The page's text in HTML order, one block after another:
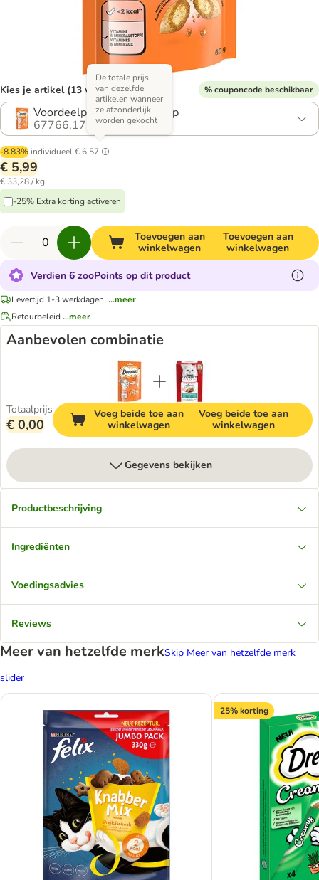
Kies je artikel (13 varianten) % couponcode beschikbaar
Voordeelpakket: 3 x met Kip
67766.17
-8.83% individueel€ 6,57
De totale prijs
van dezelfde
artikelen wanneer
ze afzonderlijk
worden gekocht
€ 5,99
€ 33,28 / kg
-25% Extra korting activeren
Toevoegen aan
winkelwagen
Toevoegen aan
winkelwagen
Verdien 6 zooPoints op dit product
Levertijd 1-3 werkdagen. ...meer
Retourbeleid ...meer
Aanbevolen combinatie
Totaalprijs
€ 0,00
Voeg beide toe aan
winkelwagen
Voeg beide toe aan
winkelwagen
Gegevens bekijken
Productbeschrijving
Ingrediënten
Voedingsadvies
Reviews
Meer van hetzelfde merkSkip Meer van hetzelfde merk
slider
25% korting